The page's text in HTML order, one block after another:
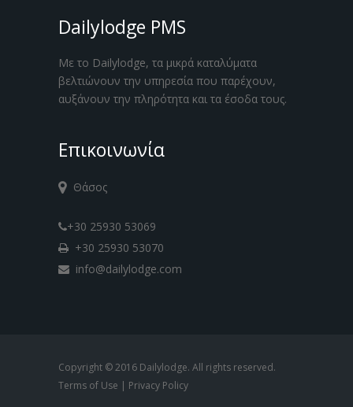
Dailylodge PMS
Με το Dailylodge, τα μικρά καταλύματα
βελτιώνουν την υπηρεσία που παρέχουν,
αυξάνουν την πληρότητα και τα έσοδα τους.
Επικοινωνία
Θάσος
+30 25930 53069
+30 25930 53070
info@dailylodge.com
Copyright © 2016 Dailylodge. All rights reserved.
Terms of Use | Privacy Policy